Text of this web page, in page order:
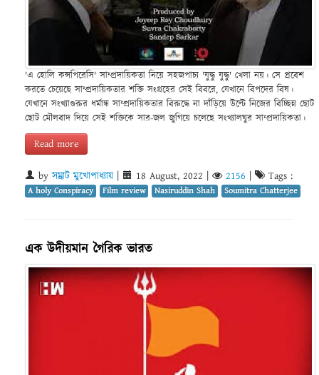
'এ হোলি কন্সপিরেসি' সাম্প্রদায়িকতা নিয়ে সহজপাচ্য 'যুদ্ধু যুদ্ধু' খেলা নয়। সে প্রবেশ
করতে চেয়েছে সাম্প্রদায়িকতার শক্তি সংগ্রহের সেই বিবরে, যেখানে বিপদের বিষ।
যেখানে সংখ্যাগুরুর ধর্মান্ধ সাম্প্রদায়িকতার বিরুদ্ধে না দাঁড়িয়ে উল্টে নিজের বিচ্ছিন্ন ছোট
ছোট মৌলবাদ দিয়ে সেই শক্তিকে সার-জল জুগিয়ে চলেছে সংখ্যালঘুর সাম্প্রদায়িকতা।
Read more
byসম্রাট মুখোপাধ্যায় 18 August, 2022 2156 Tags :
A holy Conspiracy Film review Nasiruddin Shah Soumitra Chatterjee
এক উদীয়মান গৈরিক ভারত